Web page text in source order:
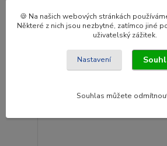
🍪 Na našich webových stránkách
Některé z nich jsou nezbytné, zatímco jiné
uživatelský zážitek.
Nastavení
Souhlas můžete